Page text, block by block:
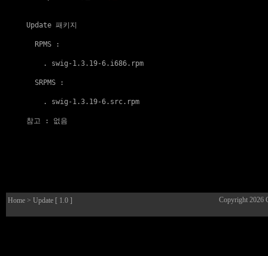
Update 패키지
  RPMS :
    .
swig-1.3.19-6.i686.rpm
  SRPMS :
    .
swig-1.3.19-6.src.rpm
참고 : 없음
Home > Update [ 1.0 ] Copyright 2026